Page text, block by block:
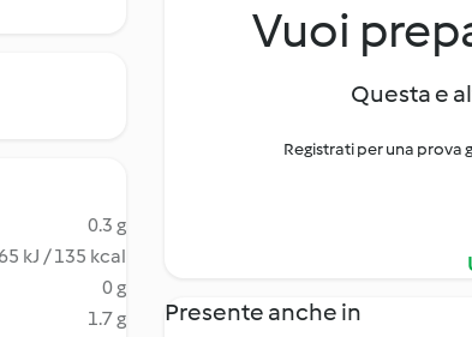
0.3 g
kJ / 135 kcal
0 g
1.7 g
Vuoi
Questa e
Registrati per una prova
Presente anche in